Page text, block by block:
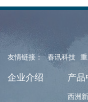
友情链接： 春讯科技
企业介绍 产品
西洲